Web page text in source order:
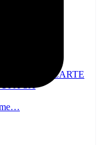
DE LA CARTE
À SA